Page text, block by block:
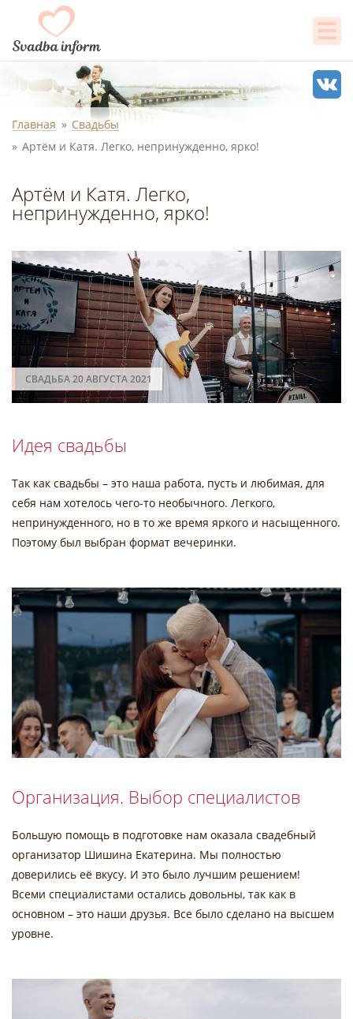
Главная
Свадьбы
Артём и Катя. Легко, непринужденно, ярко!
Артём и Катя. Легко,
непринужденно, ярко!
СВАДЬБА 20 АВГУСТА 2021
Идея свадьбы
Так как свадьбы – это наша работа, пусть и любимая, для
себя нам хотелось чего-то необычного. Легкого,
непринужденного, но в то же время яркого и насыщенного.
Поэтому был выбран формат вечеринки.
Организация. Выбор специалистов
Большую помощь в подготовке нам оказала свадебный
организатор Шишина Екатерина. Мы полностью
доверились её вкусу. И это было лучшим решением!
Всеми специалистами остались довольны, так как в
основном – это наши друзья. Все было сделано на высшем
уровне.